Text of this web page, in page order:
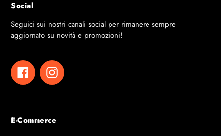
Social
Seguici sui nostri canali social per rimanere sempre
aggiornato su novità e promozioni!
FacebookInstagram
E-Commerce